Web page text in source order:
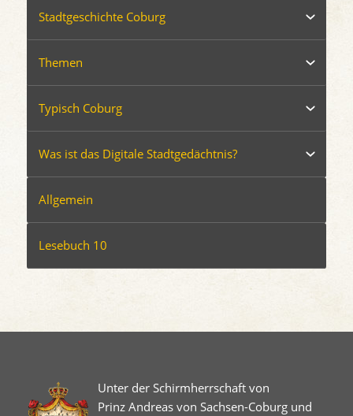
Stadtgeschichte Coburg
Themen
Typisch Coburg
Was ist das Digitale Stadtgedächtnis?
Allgemein
Lesebuch 10
Unter der Schirmherrschaft von
Prinz Andreas von Sachsen-Coburg und